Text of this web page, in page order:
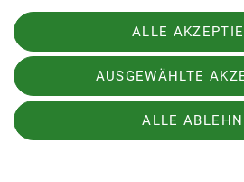
ALLE
AUSGEWÄHLTE
ALLE